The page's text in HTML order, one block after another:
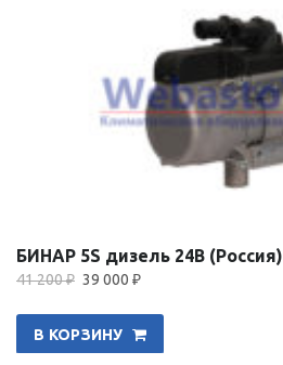
БИНАР 5S дизель 24В (Россия)
41 200₽ 39 000 ₽
В КОРЗИНУ